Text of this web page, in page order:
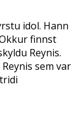
idol. Hann
finnst
Reynis.
sem var